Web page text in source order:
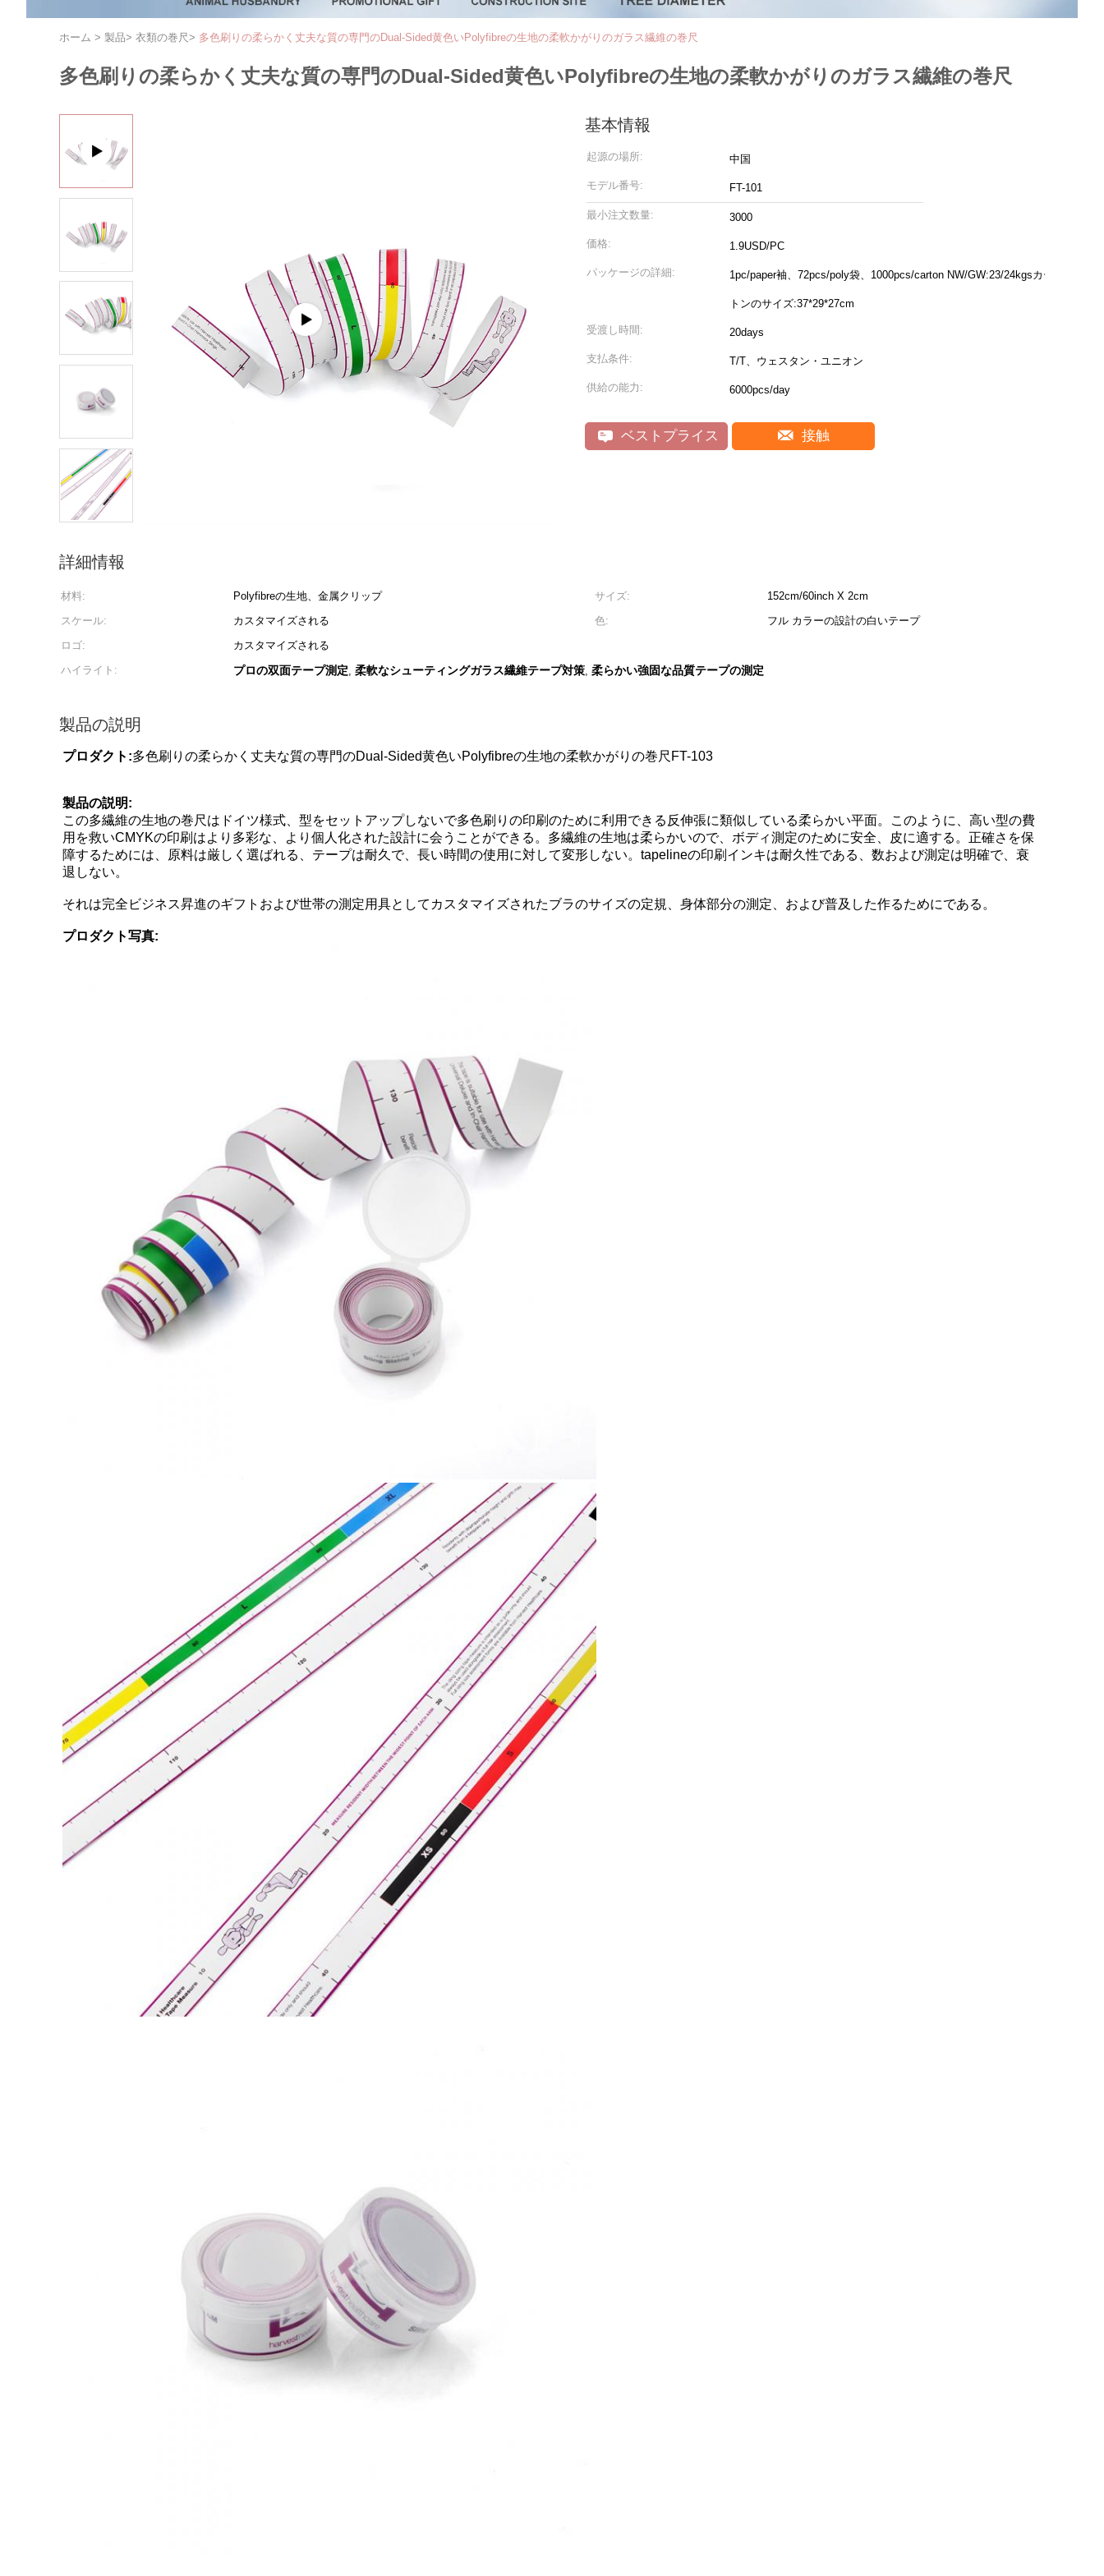
ホーム > 製品> 衣類の巻尺> 多色刷りの柔らかく丈夫な質の専門のDual-Sided黄色いPolyfibreの生地の柔軟かがりのガラス繊維の巻尺
多色刷りの柔らかく丈夫な質の専門のDual-Sided黄色いPolyfibreの生地の柔軟かがりのガラス繊維の巻尺
基本情報
起源の場所: 中国
モデル番号: FT-101
最小注文数量: 3000
価格: 1.9USD/PC
パッケージの詳細: 1pc/paper袖、72pcs/poly袋、1000pcs/carton NW/GW:23/24kgsカー
トンのサイズ:37*29*27cm
受渡し時間: 20days
支払条件: T/T、ウェスタン・ユニオン
供給の能力: 6000pcs/day
ベストプライス 接触
詳細情報
材料: Polyfibreの生地、金属クリップ サイズ:
152cm/60inch X 2cm
スケール:
カスタマイズされる 色:
フル カラーの設計の白いテープ
ロゴ:
カスタマイズされる
ハイライト:
プロの双面テープ測定, 柔軟なシューティングガラス繊維テープ対策, 柔らかい強固な品質テープの測定
製品の説明
プロダクト:多色刷りの柔らかく丈夫な質の専門のDual-Sided黄色いPolyfibreの生地の柔軟かがりの巻尺FT-103
製品の説明:
この多繊維の生地の巻尺はドイツ様式、型をセットアップしないで多色刷りの印刷のために利用できる反伸張に類似している柔らかい平面。このように、高い型の費
用を救いCMYKの印刷はより多彩な、より個人化された設計に会うことができる。多繊維の生地は柔らかいので、ボディ測定のために安全、皮に適する。正確さを保
障するためには、原料は厳しく選ばれる、テープは耐久で、長い時間の使用に対して変形しない。tapelineの印刷インキは耐久性である、数および測定は明確で、衰
退しない。
それは完全ビジネス昇進のギフトおよび世帯の測定用具としてカスタマイズされたブラのサイズの定規、身体部分の測定、および普及した作るためにである。
プロダクト写真: